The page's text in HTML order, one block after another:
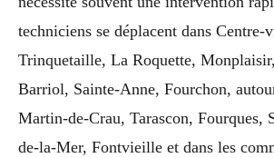
techniciens se déplacent dans Centre-
Trinquetaille, La Roquette,
Barriol, Sainte-Anne, Fourchon,
Martin-de-Crau, Tarascon, Fourques,
de-la-Mer, Fontvieille et dans les